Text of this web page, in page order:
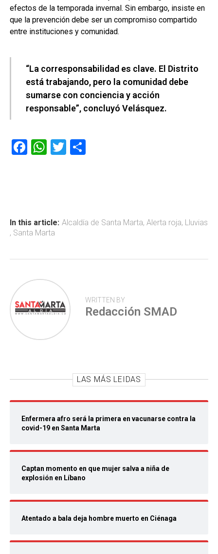
efectos de la temporada invernal. Sin embargo, insiste en
que la prevención debe ser un compromiso compartido
entre instituciones y comunidad.
“La corresponsabilidad es clave. El Distrito
está trabajando, pero la comunidad debe
sumarse con conciencia y acción
responsable”, concluyó Velásquez.
F
ok
W
p
p
T
tir
In this article: Alcaldía de Santa Marta, Alerta roja, Lluvias
, Santa Marta
WRITTEN BY
Redacción SMAD
LAS MÁS LEIDAS
Enfermera afro será la primera en vacunarse contra la
covid-19 en Santa Marta
Captan momento en que mujer salva a niña de
explosión en Líbano
Atentado a bala deja hombre muerto en Ciénaga